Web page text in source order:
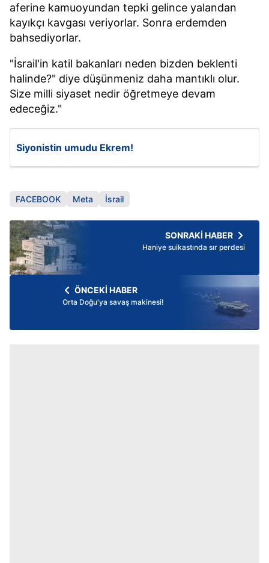
aferine kamuoyundan tepki gelince yalandan
kayıkçı kavgası veriyorlar. Sonra erdemden
bahsediyorlar.
"İsrail'in katil bakanları neden bizden beklenti
halinde?" diye düşünmeniz daha mantıklı olur.
Size milli siyaset nedir öğretmeye devam
edeceğiz."
Siyonistin umudu Ekrem!
FACEBOOK Meta İsrail
SONRAKİ HABER
Haniye suikastında sır perdesi
ÖNCEKİ HABER
Orta Doğu'ya savaş makinesi!